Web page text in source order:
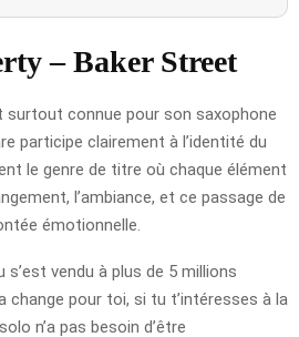
– Baker Street
surtout connue pour son saxophone
participe clairement à l’identité du
le genre de titre où chaque élément
l’ambiance, et ce passage de
émotionnelle.
vendu à plus de 5 millions
change pour toi, si tu t’intéresses à la
n’a pas besoin d’être